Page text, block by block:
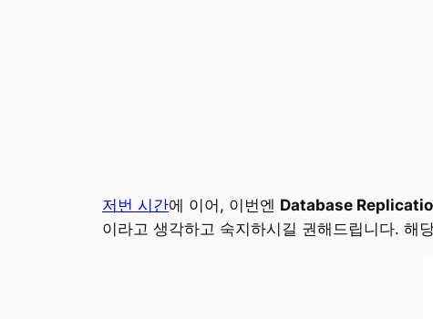
저번 시간에 이어, 이번엔 Database
이라고 생각하고 숙지하시길 권해드립니다. 해